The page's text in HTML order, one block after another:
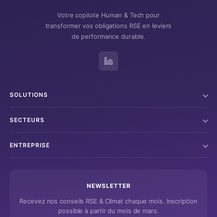
Votre copilote Human & Tech pour
transformer vos obligations RSE en leviers
de performance durable.
SOLUTIONS
SECTEURS
ENTREPRISE
NEWSLETTER
Recevez nos conseils RSE & Climat chaque mois. Inscription
possible à partir du mois de mars.